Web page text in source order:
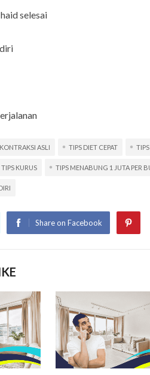
selesai
ASLI TIPS DIET CEPAT
TIPS KURUS TIPS MENABUNG 1 JUTA PER
Share on Facebook